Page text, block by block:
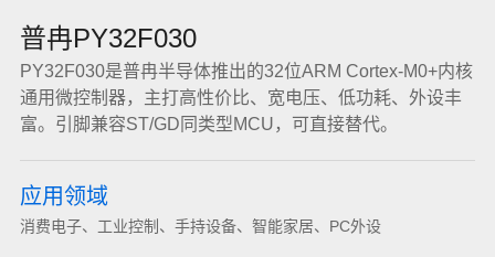
普冉PY32F030
PY32F030是普冉半导体推出的32位ARM Cortex-M0+内核
通用微控制器，主打高性价比、宽电压、低功耗、外设丰
富。引脚兼容ST/GD同类型MCU，可直接替代。
应用领域
消费电子、工业控制、手持设备、智能家居、PC外设